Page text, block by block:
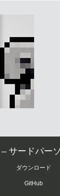
サードパー
ダウンロード
GitHub